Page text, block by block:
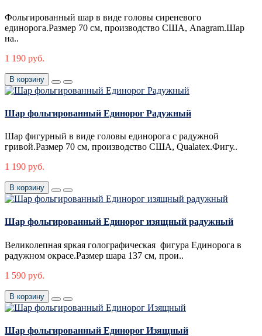
Фольгированный шар в виде головы сиреневого
единорога.Размер 70 см, производство США, Anagram.Шар
на..
1 190 руб.
В корзину
Шар фольгированный Единорог Радужный
Шар фигурный в виде головы единорога с радужной
гривой.Размер 70 см, производство США, Qualatex.Фигу..
1 190 руб.
В корзину
Шар фольгированный Единорог изящный радужный
Великолепная яркая голографическая фигура Единорога в
радужном окрасе.Размер шара 137 см, прои..
1 590 руб.
В корзину
Шар фольгированный Единорог Изящный